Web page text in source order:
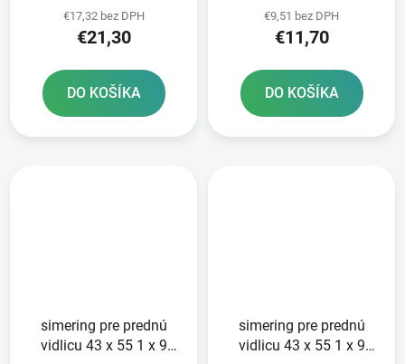
pre vidlice Tourmax
€17,32 bez DPH
€21,30
DO KOŠÍKA
€9,51 bez DPH
€11,70
DO KOŠÍKA
simering pre prednú
vidlicu 43 x 55 1 x 9
simering pre prednú
vidlicu 43 x 55 1 x 9